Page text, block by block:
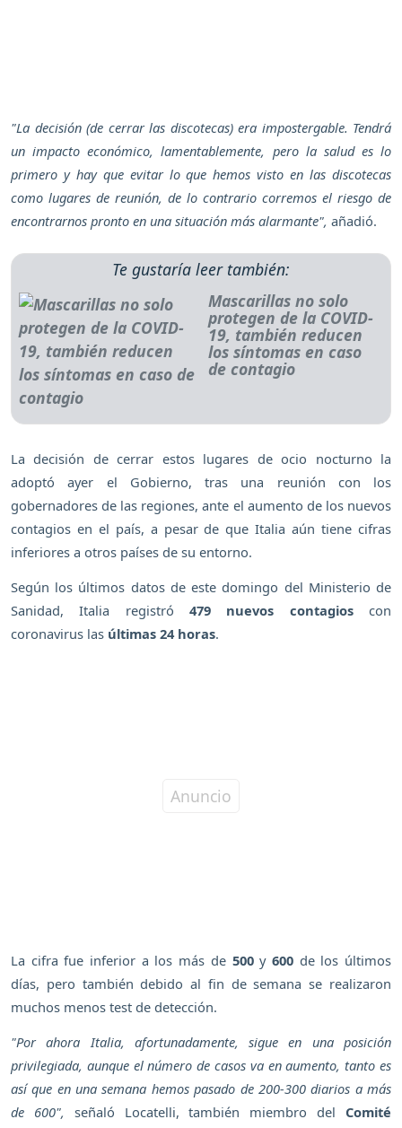
"La decisión (de cerrar las discotecas) era impostergable. Tendrá
un impacto económico, lamentablemente, pero la salud es lo
primero y hay que evitar lo que hemos visto en las discotecas
como lugares de reunión, de lo contrario corremos el riesgo de
encontrarnos pronto en una situación más alarmante", añadió.
Te gustaría leer también:
Mascarillas no solo
protegen de la COVID-
19, también reducen
los síntomas en caso
de contagio
La decisión de cerrar estos lugares de ocio nocturno la
adoptó ayer el Gobierno, tras una reunión con los
gobernadores de las regiones, ante el aumento de los nuevos
contagios en el país, a pesar de que Italia aún tiene cifras
inferiores a otros países de su entorno.
Según los últimos datos de este domingo del Ministerio de
Sanidad, Italia registró 479 nuevos contagioscon
coronavirus las últimas 24 horas.
La cifra fue inferior a los más de 500y 600de los últimos
días, pero también debido al fin de semana se realizaron
muchos menos test de detección.
"Por ahora Italia, afortunadamente, sigue en una posición
privilegiada, aunque el número de casos va en aumento, tanto es
así que en una semana hemos pasado de 200-300 diarios a más
de 600", señaló Locatelli, también miembro del Comité